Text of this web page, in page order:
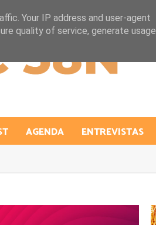
AGENDA ENTREVISTAS
Your IP address and user-agent
quality of service, generate usage